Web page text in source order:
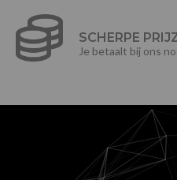
SCHERPE
Je betaalt bij ons